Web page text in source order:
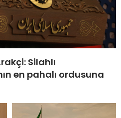
Silahlı
en pahalı ordusuna